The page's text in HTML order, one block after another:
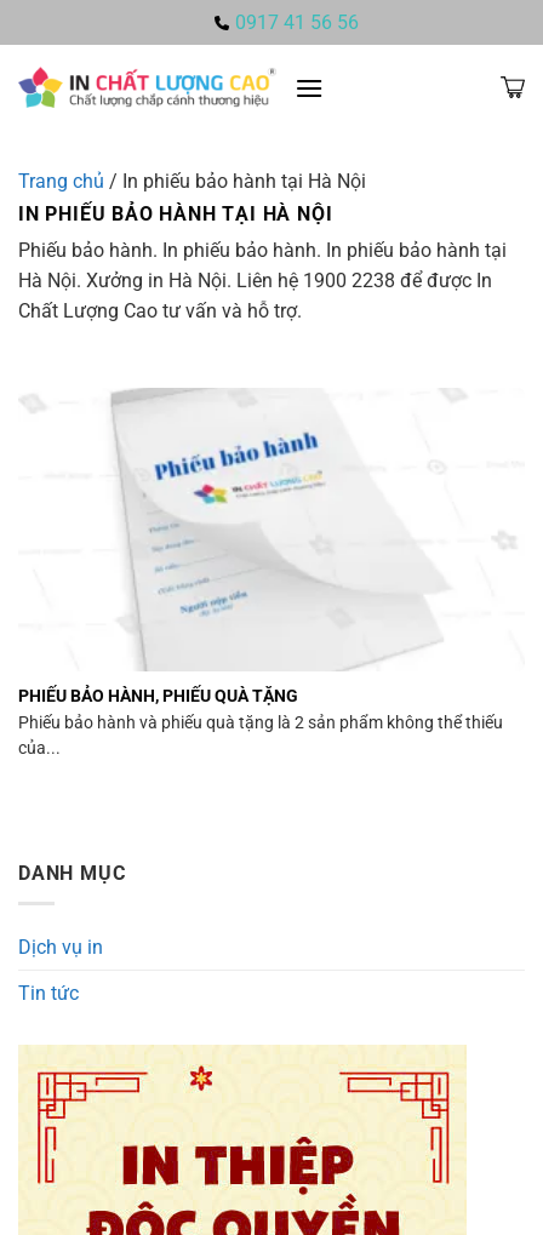
qua
nội
dung
0917 41 56 56
Trang chủ / In phiếu bảo hành tại Hà Nội
IN PHIẾU BẢO HÀNH TẠI HÀ NỘI
Phiếu bảo hành. In phiếu bảo hành. In phiếu bảo hành tại
Hà Nội. Xưởng in Hà Nội. Liên hệ 1900 2238 để được In
Chất Lượng Cao tư vấn và hỗ trợ.
DANH MỤC
Dịch vụ in
Tin tức
PHIẾU BẢO HÀNH, PHIẾU QUÀ TẶNG
Phiếu bảo hành và phiếu quà tặng là 2 sản phẩm không thể thiếu
của...